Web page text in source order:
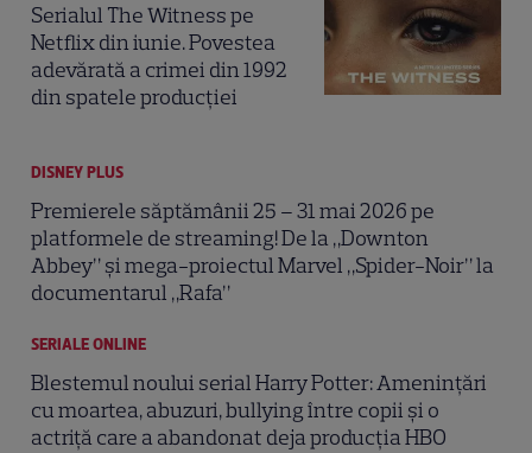
Serialul The Witness pe
Netflix din iunie. Povestea
adevărată a crimei din 1992
din spatele producției
DISNEY PLUS
Premierele săptămânii 25 – 31 mai 2026 pe
platformele de streaming! De la „Downton
Abbey” și mega-proiectul Marvel „Spider-Noir” la
documentarul „Rafa”
SERIALE ONLINE
Blestemul noului serial Harry Potter: Amenințări
cu moartea, abuzuri, bullying între copii și o
actriță care a abandonat deja producția HBO